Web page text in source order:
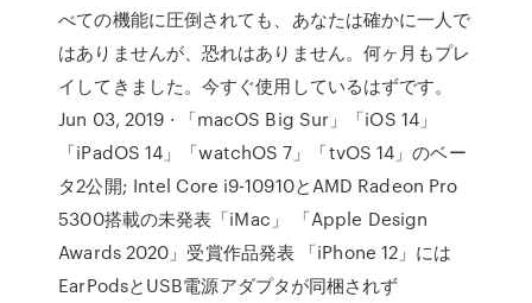
べての機能に圧倒されても、あなたは確かに一人で
はありませんが、恐れはありません。何ヶ月もプレ
イしてきました。今すぐ使用しているはずです。
Jun 03, 2019 · 「macOS Big Sur」「iOS 14」
「iPadOS 14」「watchOS 7」「tvOS 14」のベー
タ2公開; Intel Core i9-10910とAMD Radeon Pro
5300搭載の未発表「iMac」 「Apple Design
Awards 2020」受賞作品発表 「iPhone 12」には
EarPodsとUSB電源アダプタが同梱されず